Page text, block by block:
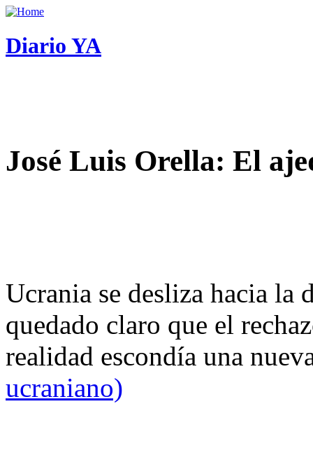
Diario YA
José Luis Orella: El
Ucrania se desliza hacia
quedado claro que el
realidad escondía una
ucraniano)